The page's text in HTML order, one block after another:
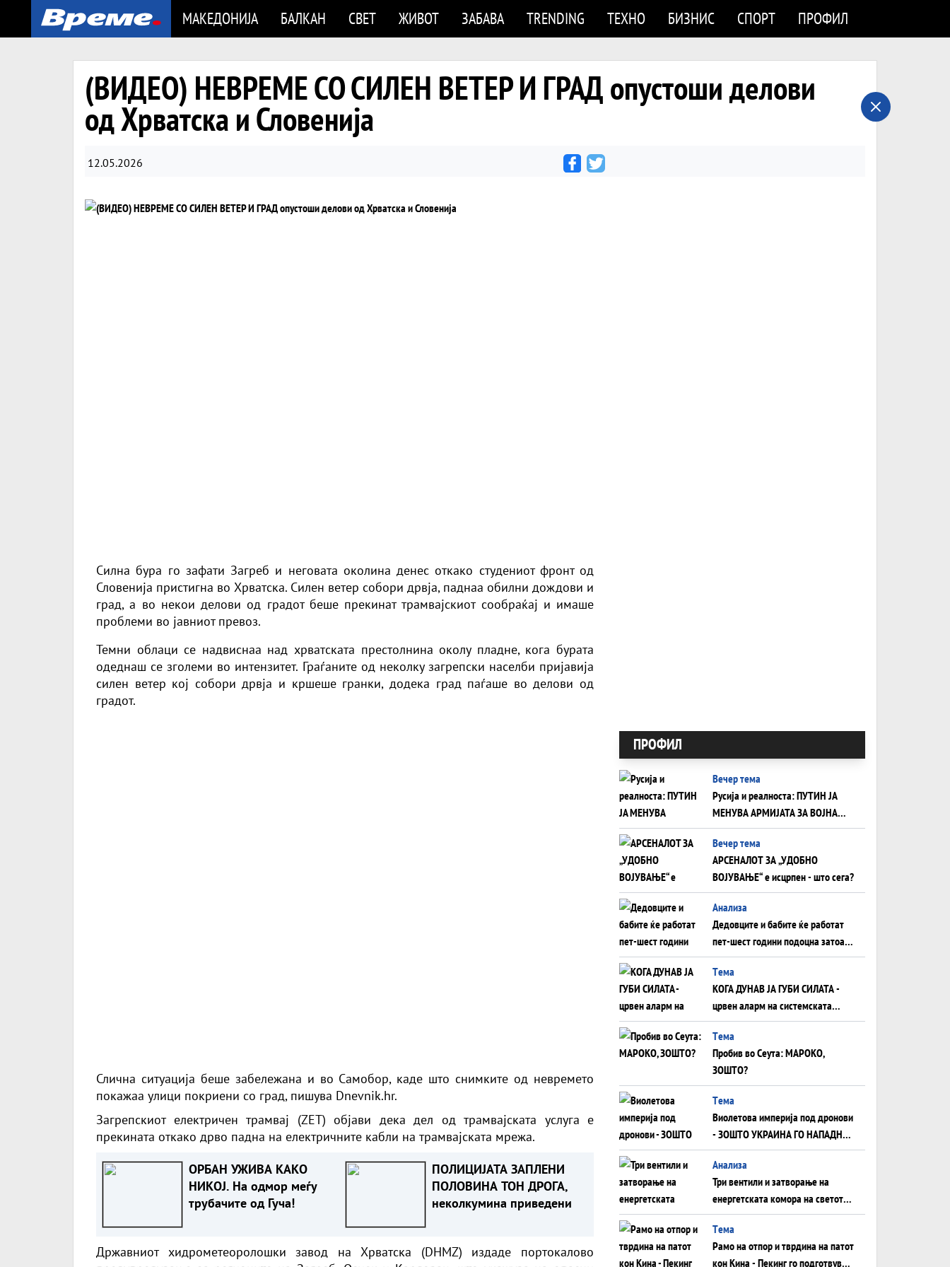
МАКЕДОНИЈА БАЛКАН СВЕТ ЖИВОТ ЗАБАВА TRENDING ТЕХНО БИЗНИС СПОРТ ПРОФИЛ
(ВИДЕО) НЕВРЕМЕ СО СИЛЕН ВЕТЕР И ГРАД опустоши делови
од Хрватска и Словенија
12.05.2026
Силна бура го зафати Загреб и неговата околина денес откако студениот фронт од
Словенија пристигна во Хрватска. Силен ветер собори дрвја, паднаа обилни дождови и
град, а во некои делови од градот беше прекинат трамвајскиот сообраќај и имаше
проблеми во јавниот превоз.
Темни облаци се надвиснаа над хрватската престолнина околу пладне, кога бурата
одеднаш се зголеми во интензитет. Граѓаните од неколку загрепски населби пријавија
силен ветер кој собори дрвја и кршеше гранки, додека град паѓаше во делови од
градот.
Слична ситуација беше забележана и во Самобор, каде што снимките од невремето
покажаа улици покриени со град, пишува Dnevnik.hr.
Загрепскиот електричен трамвај (ZET) објави дека дел од трамвајската услуга е
прекината откако дрво падна на електричните кабли на трамвајската мрежа.
ОРБАН УЖИВА КАКО
НИКОЈ. На одмор меѓу
трубачите од Гуча!
ПОЛИЦИЈАТА ЗАПЛЕНИ
ПОЛОВИНА ТОН ДРОГА,
неколкумина приведени
Државниот хидрометеоролошки завод на Хрватска (DHMZ) издаде портокалово
ПРОФИЛ
Вечер тема
Русија и реалноста: ПУТИН ЈА
МЕНУВА АРМИЈАТА ЗА ВОЈНА
ШТО ОСТАНУВА БЕЗ ФРОНТ
Вечер тема
АРСЕНАЛОТ ЗА „УДОБНО
ВОЈУВАЊЕ“ е исцрпен - што сега?
Анализа
Дедовците и бабите ќе работат
пет-шест години подоцна затоа
што НЕМААТ ВНУЦИ ДА ГИ
ЗАМЕНАТ
Tема
КОГА ДУНАВ ЈА ГУБИ СИЛАТА -
црвен аларм на системската
плоча од јужна Германија до
Црното Море...
Tема
Пробив во Сеута: МАРОКО,
ЗОШТО?
Tема
Виолетова империја под дронови
- ЗОШТО УКРАИНА ГО НАПАДНА
РУСКИОТ WILDBERRIES
Aнализа
Три вентили и затворање на
енергетската комора на светот:
Нападот во Суец најавува
глобален енергетски инфаркт?
Tема
Рамо на отпор и тврдина на патот
кон Кина - Пекинг го подготвува